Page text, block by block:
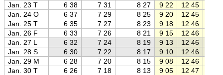
Jan. 23 T
6 38 7 31 8 27 9 22 12 45
Jan. 24 O
6 37 7 29 8 25 9 20 12 45
Jan. 25 T
6 35 7 27 8 23 9 18 12 46
Jan. 26 F
6 33 7 26 8 21 9 15 12 46
Jan. 27 L
6 32 7 24 8 19 9 13 12 46
Jan. 28 S
6 30 7 22 8 17 9 10 12 46
Jan. 29 M
6 28 7 20 8 15 9 08 12 46
Jan. 30 T
6 26 7 18 8 13 9 05 12 47